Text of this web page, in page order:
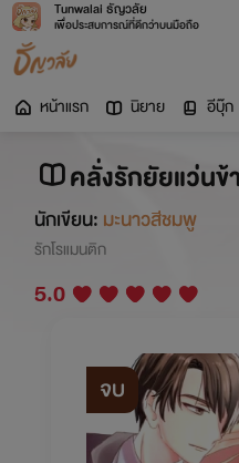
Tunwalai ธัญวลัย
เพื่อประสบการณ์ที่ดีกว่าบนมือถือ
หน้าแรก นิยาย อีบุ๊ก
คลั่งรักยัยแว่นข้
นักเขียน: มะนาวสีชมพู
รักโรแมนติก
5.0
จบ